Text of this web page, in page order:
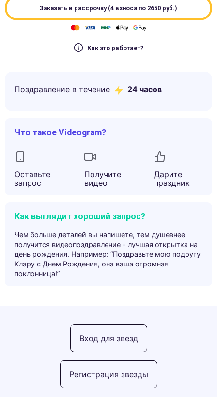
Заказать в рассрочку (4 взноса по 2650 руб.)
Как это работает?
Поздравление в течение 24 часов
Что такое Videogram?
Оставьте
запрос
Получите
видео
Дарите
праздник
Как выглядит хороший запрос?
Чем больше деталей вы напишете, тем душевнее
получится видеопоздравление - лучшая открытка на
день рождения. Например: “Поздравьте мою подругу
Клару с Днем Рождения, она ваша огромная
поклонница!”
Регистрация звезды
Вход для звезд